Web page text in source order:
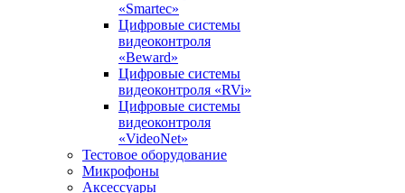
«Smartec»
Цифровые системы
видеоконтроля
«Beward»
Цифровые системы
видеоконтроля «RVi»
Цифровые системы
видеоконтроля
«VideoNet»
Тестовое оборудование
Микрофоны
Аксессуары